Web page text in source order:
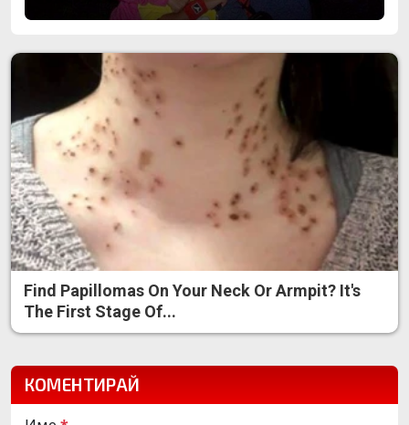
Find Papillomas On Your Neck Or Armpit? It's
The First Stage Of...
КОМЕНТИРАЙ